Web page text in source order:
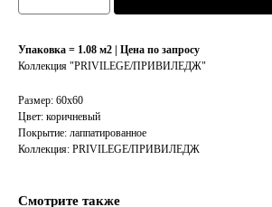
Упаковка = 1.08 м2 | Цена по запросу
Коллекция "PRIVILEGE/ПРИВИЛЕДЖ"
Размер: 60х60
Цвет: коричневый
Покрытие: лаппатированное
Коллекция: PRIVILEGE/ПРИВИЛЕДЖ
Смотрите также